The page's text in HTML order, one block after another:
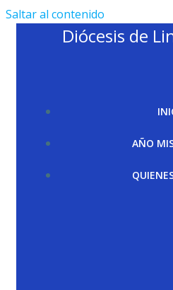
Saltar al contenido
Diócesis de
AÑO